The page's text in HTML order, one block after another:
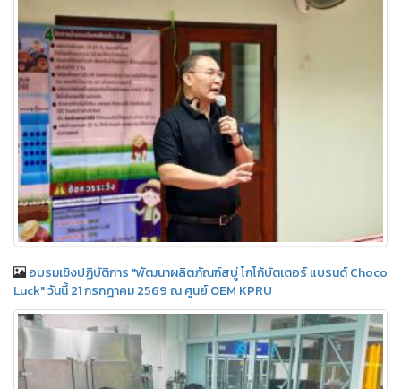
อบรมเชิงปฏิบัติการ "พัฒนาผลิตภัณฑ์สบู่ โกโก้บัตเตอร์ แบรนด์ Choco
Luck" วันนี้ 21 กรกฎาคม 2569 ณ ศูนย์ OEM KPRU